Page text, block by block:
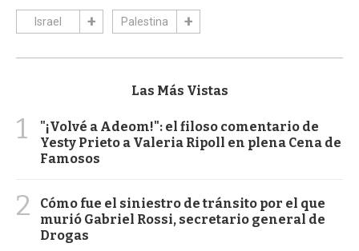
Israel Palestina
Las Más Vistas
1
"¡Volvé a Adeom!": el filoso comentario de
Yesty Prieto a Valeria Ripoll en plena Cena de
Famosos
2
Cómo fue el siniestro de tránsito por el que
murió Gabriel Rossi, secretario general de
Drogas